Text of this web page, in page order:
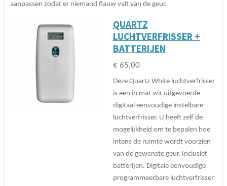
aanpassen zodat er niemand flauw valt van de geur.
QUARTZ
LUCHTVERFRISSER +
BATTERIJEN
€ 65,00
Deze Quartz White luchtverfrisser
is een in mat wit uitgevoerde
digitaal eenvoudige instelbare
luchtverfrisser. U heeft zelf de
mogelijkheid om te bepalen hoe
intens de ruimte wordt voorzien
van de gewenste geur. Inclusief
batterijen. Digitale eenvoudige
programmeerbare luchtverfrisser